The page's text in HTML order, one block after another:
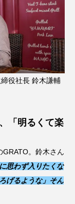
役社長 鈴木謙輔
「明るくて楽
。鈴木さん
思わず入りたくな
げるような」そん